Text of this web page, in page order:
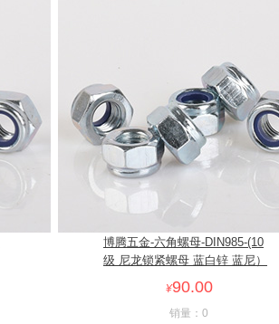
博腾五金-六角螺母-DIN985-(10
级 尼龙锁紧螺母 蓝白锌 蓝尼）
¥90.00
销量：0